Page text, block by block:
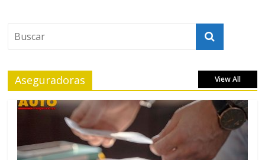
Aseguradoras View All